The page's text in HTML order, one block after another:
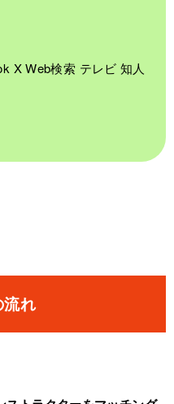
X Web検索 テレビ 知人
れ